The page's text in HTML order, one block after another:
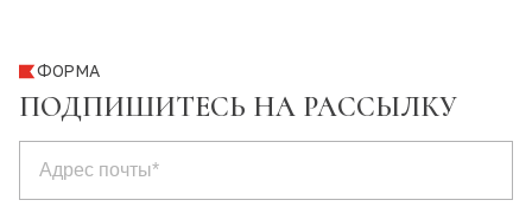
ФОРМА
ПОДПИШИТЕСЬ НА РАССЫЛКУ